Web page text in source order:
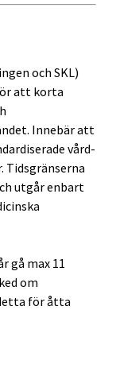
och SKL)
att korta
Innebär att
vård-
Tidsgränserna
utgår enbart
gå max 11
om
för åtta